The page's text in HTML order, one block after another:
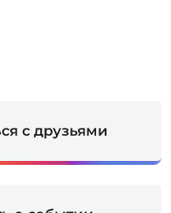
с друзьями